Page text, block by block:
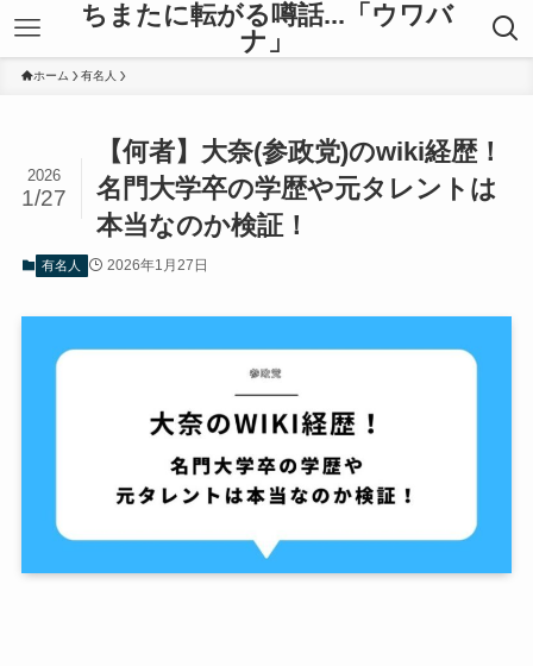
ちまたに転がる噂話...「ウワバ
ナ」
ホーム 有名人
【何者】大奈(参政党)のwiki経歴！
名門大学卒の学歴や元タレントは
本当なのか検証！
2026
1/27
有名人 2026年1月27日